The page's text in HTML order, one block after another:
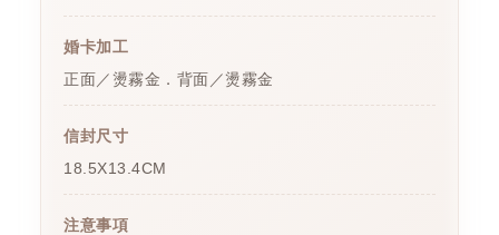
婚卡加工
正面／燙霧金．背面／燙霧金
信封尺寸
18.5X13.4CM
注意事項